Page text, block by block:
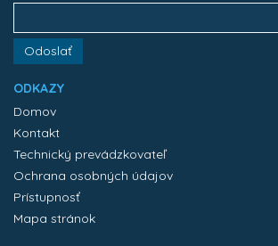
Odoslať
ODKAZY
Domov
Kontakt
Technický prevádzkovateľ
Ochrana osobných údajov
Prístupnosť
Mapa stránok